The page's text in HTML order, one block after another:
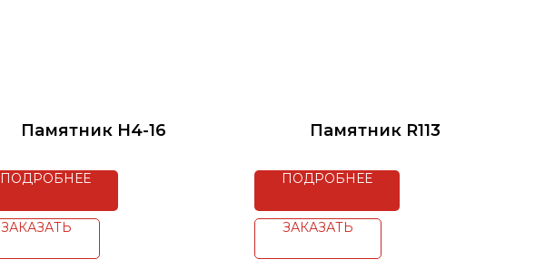
Памятник H4-16
ПОДРОБНЕЕ
ЗАКАЗАТЬ
Памятник R113
ПОДРОБНЕЕ
ЗАКАЗАТЬ